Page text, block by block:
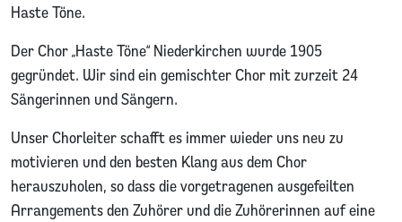
Haste Töne.
Der Chor „Haste Töne“ Niederkirchen wurde 1905
gegründet. Wir sind ein gemischter Chor mit zurzeit 24
Sängerinnen und Sängern.
Unser Chorleiter schafft es immer wieder uns neu zu
motivieren und den besten Klang aus dem Chor
herauszuholen, so dass die vorgetragenen ausgefeilten
Arrangements den Zuhörer und die Zuhörerinnen auf eine